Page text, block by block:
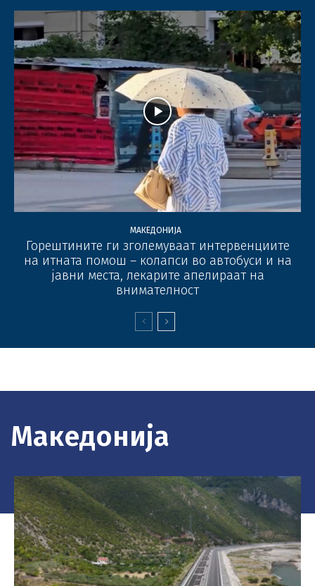
МАКЕДОНИЈА
Горештините ги зголемуваат интервенциите
на итната помош – колапси во автобуси и на
јавни места, лекарите апелираат на
внимателност
Македонија